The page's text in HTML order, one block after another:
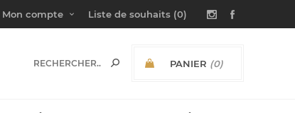
Mon compte Liste de souhaits (0)
PANIER (0)